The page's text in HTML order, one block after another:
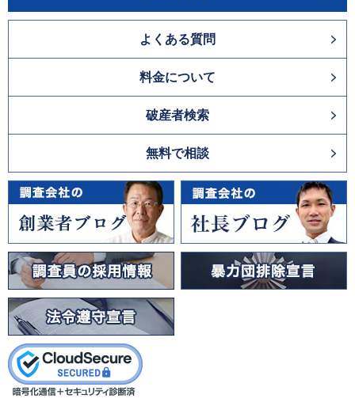
よくある質問
料金について
破産者検索
無料で相談